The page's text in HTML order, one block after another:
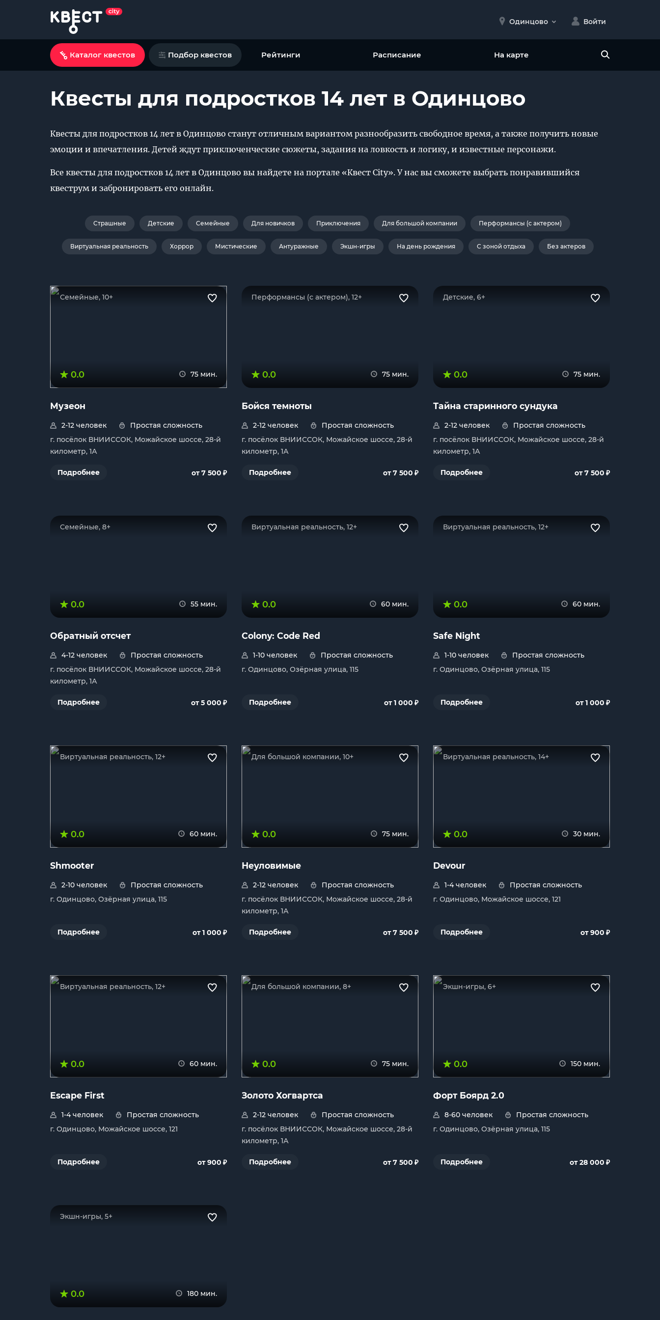
Одинцово Войти
Каталог квестов Подбор квестов Рейтинги Расписание На карте
Квесты для подростков 14 лет в Одинцово
Квесты для подростков 14 лет в Одинцово станут отличным вариантом разнообразить свободное время, а также получить новые
эмоции и впечатления. Детей ждут приключенческие сюжеты, задания на ловкость и логику, и известные персонажи.
Все квесты для подростков 14 лет в Одинцово вы найдете на портале «Квест City». У нас вы сможете выбрать понравившийся
квеструм и забронировать его онлайн.
Страшные Детские Семейные Для новичков Приключения Для большой компании Перформансы (с актером)
Виртуальная реальность Хоррор Мистические Антуражные Экшн-игры На день рождения С зоной отдыха Без актеров
Семейные, 10+
0.0 75 мин.
Музеон
2-12 человек
Простая сложность
г. посёлок ВНИИССОК, Можайское шоссе, 28-й
километр, 1А
Подробнее от 7 500 ₽
Перформансы (с актером), 12+
0.0 75 мин.
Бойся темноты
2-12 человек
Простая сложность
г. посёлок ВНИИССОК, Можайское шоссе, 28-й
километр, 1А
Подробнее от 7 500 ₽
Детские, 6+
0.0 75 мин.
Тайна старинного сундука
2-12 человек
Простая сложность
г. посёлок ВНИИССОК, Можайское шоссе, 28-й
километр, 1А
Подробнее от 7 500 ₽
Семейные, 8+
0.0 55 мин.
Обратный отсчет
4-12 человек
Простая сложность
г. посёлок ВНИИССОК, Можайское шоссе, 28-й
километр, 1А
Подробнее от 5 000 ₽
Виртуальная реальность, 12+
0.0 60 мин.
Colony: Code Red
1-10 человек
Простая сложность
г. Одинцово, Озёрная улица, 115
Подробнее от 1 000 ₽
Виртуальная реальность, 12+
0.0 60 мин.
Safe Night
1-10 человек
Простая сложность
г. Одинцово, Озёрная улица, 115
Подробнее от 1 000 ₽
Виртуальная реальность, 12+
0.0 60 мин.
Shmooter
2-10 человек
Простая сложность
г. Одинцово, Озёрная улица, 115
Подробнее от 1 000 ₽
Для большой компании, 10+
0.0 75 мин.
Неуловимые
2-12 человек
Простая сложность
г. посёлок ВНИИССОК, Можайское шоссе, 28-й
километр, 1А
Подробнее от 7 500 ₽
Виртуальная реальность, 14+
0.0 30 мин.
Devour
1-4 человек
Простая сложность
г. Одинцово, Можайское шоссе, 121
Подробнее от 900 ₽
Виртуальная реальность, 12+
0.0 60 мин.
Escape First
1-4 человек
Простая сложность
г. Одинцово, Можайское шоссе, 121
Подробнее от 900 ₽
Для большой компании, 8+
0.0 75 мин.
Золото Хогвартса
2-12 человек
Простая сложность
г. посёлок ВНИИССОК, Можайское шоссе, 28-й
километр, 1А
Подробнее от 7 500 ₽
Экшн-игры, 6+
0.0 150 мин.
Форт Боярд 2.0
8-60 человек
Простая сложность
г. Одинцово, Озёрная улица, 115
Подробнее от 28 000 ₽
Экшн-игры, 5+
0.0 180 мин.